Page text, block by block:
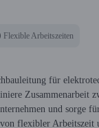
Flexible Arbeitszeiten
für
Zusammenarbeit
und sorge
flexibler Arbeitszeit